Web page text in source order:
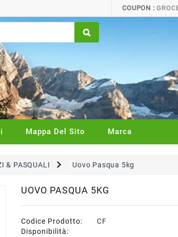
COUPON :
Mappa Del Sito Marca
& PASQUALI Uovo Pasqua 5kg
UOVO PASQUA 5KG
Codice Prodotto:
CF
Disponibilità: